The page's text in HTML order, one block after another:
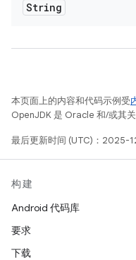
String
本页面上的内容和代码示例受
OpenJDK 是 Oracle 和/或其关
最后更新时间 (UTC)：2025-
构建
Android 代码库
要求
下载